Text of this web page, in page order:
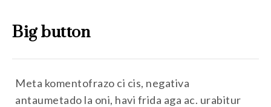
Big button
Meta komentofrazo ci cis, negativa
antaumetado la oni, havi frida aga ac. urabitur